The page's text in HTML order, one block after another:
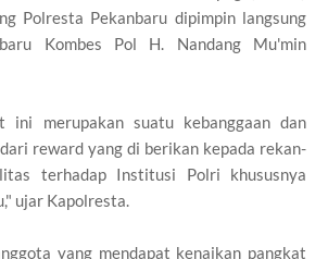
Polresta Pekanbaru dipimpin langsung
Kombes Pol H. Nandang Mu'min
ini merupakan suatu kebanggaan dan
reward yang di berikan kepada rekan-
terhadap Institusi Polri khususnya
ujar Kapolresta.
yang mendapat kenaikan pangkat